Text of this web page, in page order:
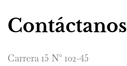
Contáctanos
Carrera 15 N° 102-45